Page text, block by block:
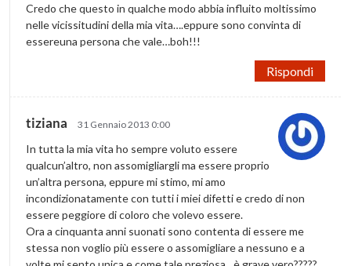
Credo che questo in qualche modo abbia influito moltissimo
nelle vicissitudini della mia vita….eppure sono convinta di
essereuna persona che vale…boh!!!
Rispondi
tiziana 31 Gennaio 2013 0:00
In tutta la mia vita ho sempre voluto essere
qualcun’altro, non assomigliargli ma essere proprio
un’altra persona, eppure mi stimo, mi amo
incondizionatamente con tutti i miei difetti e credo di non
essere peggiore di coloro che volevo essere.
Ora a cinquanta anni suonati sono contenta di essere me
stessa non voglio più essere o assomigliare a nessuno e a